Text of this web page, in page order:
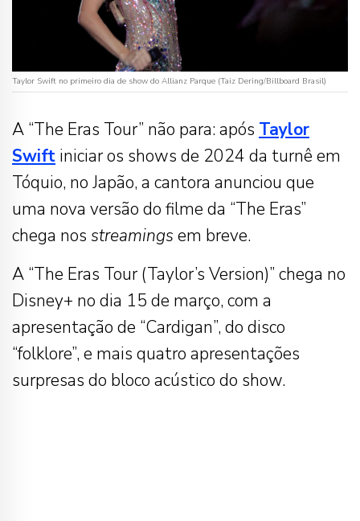
Taylor Swift no primeiro dia de show do Allianz Parque (Taiz Dering/Billboard Brasil)
A “The Eras Tour” não para: após Taylor
Swift iniciar os shows de 2024 da turnê em
Tóquio, no Japão, a cantora anunciou que
uma nova versão do filme da “The Eras”
chega nos streamings em breve.
A “The Eras Tour (Taylor’s Version)” chega no
Disney+ no dia 15 de março, com a
apresentação de “Cardigan”, do disco
“folklore”, e mais quatro apresentações
surpresas do bloco acústico do show.